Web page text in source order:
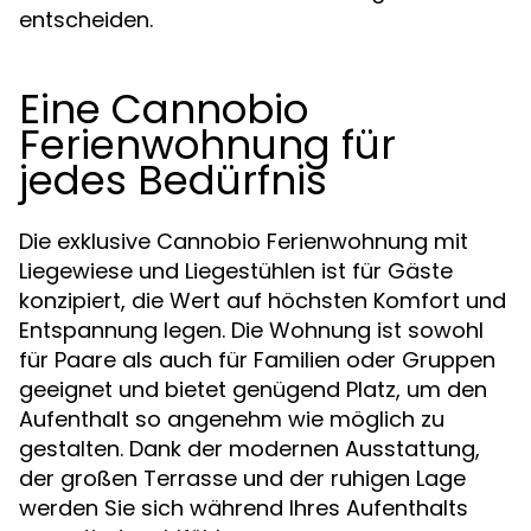
entscheiden.
Eine Cannobio
Ferienwohnung für
jedes Bedürfnis
Die exklusive Cannobio Ferienwohnung mit
Liegewiese und Liegestühlen ist für Gäste
konzipiert, die Wert auf höchsten Komfort und
Entspannung legen. Die Wohnung ist sowohl
für Paare als auch für Familien oder Gruppen
geeignet und bietet genügend Platz, um den
Aufenthalt so angenehm wie möglich zu
gestalten. Dank der modernen Ausstattung,
der großen Terrasse und der ruhigen Lage
werden Sie sich während Ihres Aufenthalts